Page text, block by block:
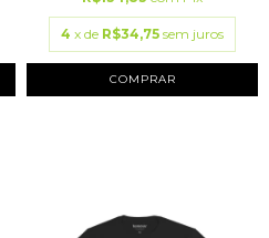
4 x de R$34,75 sem juros
COMPRAR